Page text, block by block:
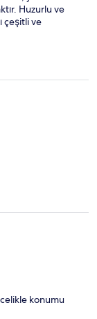
Huzurlu ve
çeşitli ve
konumu